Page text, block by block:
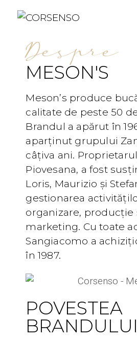
Despre
MESON'S
Meson’s produce
calitate de peste 50
Brandul a apărut în
aparținut grupului
câțiva ani.
Piovesana, a fost
Loris, Maurizio și
gestionarea
organizare, producție
marketing. Cu toate
Sangiacomo a
în 1987.
POVESTEA
BRANDULUI